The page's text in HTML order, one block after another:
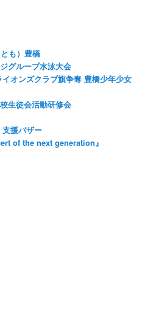
も）豊橋
グループ水泳大会
イオンズクラブ旗争奪 豊橋少年少女
生徒会活動研修会
支援バザー
of the next generation』